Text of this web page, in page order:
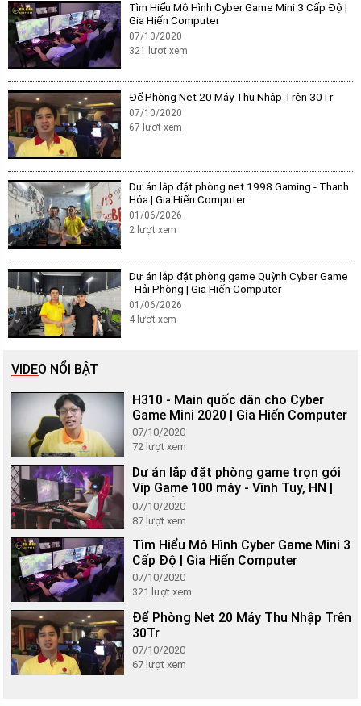
Tìm Hiểu Mô Hình Cyber Game Mini 3 Cấp Độ |
Gia Hiến Computer
07/10/2020
321
lượt xem
Để Phòng Net 20 Máy Thu Nhập Trên 30Tr
07/10/2020
67 lượt xem
Dự án lắp đặt phòng net 1998 Gaming - Thanh
Hóa | Gia Hiến Computer
01/06/2026
2 lượt xem
Dự án lắp đặt phòng game Quỳnh Cyber Game
- Hải Phòng | Gia Hiến Computer
01/06/2026
4 lượt xem
VIDEO NỔI BẬT
H310 - Main quốc dân cho Cyber
Game Mini 2020 | Gia Hiến Computer
07/10/2020
72 lượt xem
Dự án lắp đặt phòng game trọn gói
Vip Game 100 máy - Vĩnh Tuy, HN |
Gia Hiến Computer
07/10/2020
87 lượt xem
Tìm Hiểu Mô Hình Cyber Game Mini 3
Cấp Độ | Gia Hiến Computer
07/10/2020
321 lượt xem
Để Phòng Net 20 Máy Thu Nhập Trên
30Tr
07/10/2020
67 lượt xem